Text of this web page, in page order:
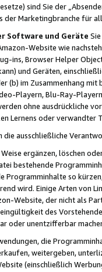
sind Sie der
der Marketingbranche für
Software und Geräte
Website wie
ins, Browser Helper
und Geräten,
(b) im Zusammenhang
Playern, Blu-Ray-
ohne ausdrückliche
Lernens oder
die ausschließliche
ergänzen, löschen
bestehende
Programminhalte so
wird. Einige Arten von
Website, der nicht als
des
oder unentzifferbar
die
weitergeben,
(einschließlich